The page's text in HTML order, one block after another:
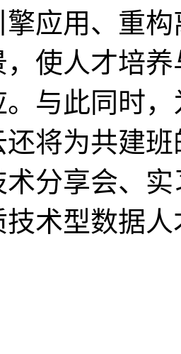
擎应用、重
，使人才培
。与此同时
将为共建
术分享会、
技术型数据